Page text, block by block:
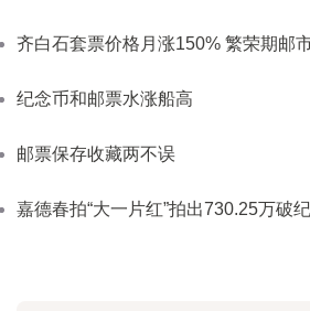
齐白石套票价格月涨150% 繁荣期邮
纪念币和邮票水涨船高
邮票保存收藏两不误
嘉德春拍“大一片红”拍出730.25万破